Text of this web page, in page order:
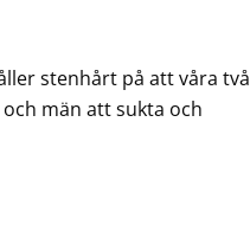
stenhårt på att våra två
män att sukta och